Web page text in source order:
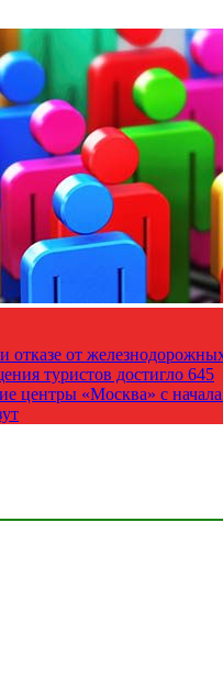
отказе от
туристов достигло 645
центры «Москва» с начала